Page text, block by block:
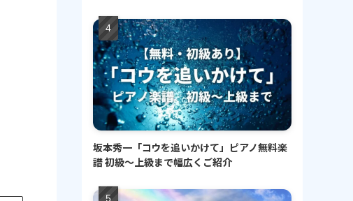
坂本秀一「コウを追いかけて」ピアノ無料楽
譜 初級〜上級まで幅広くご紹介